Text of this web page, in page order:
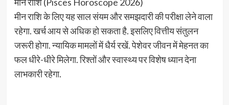
मीन राशि के लिए यह साल संयम और समझदारी की परीक्षा लेने वाला
रहेगा. खर्च आय से अधिक हो सकता है. इसलिए वित्तीय संतुलन
जरूरी होगा. न्यायिक मामलों में धैर्य रखें. पेशेवर जीवन में मेहनत का
फल धीरे-धीरे मिलेगा. रिश्तों और स्वास्थ्य पर विशेष ध्यान देना
लाभकारी रहेगा.